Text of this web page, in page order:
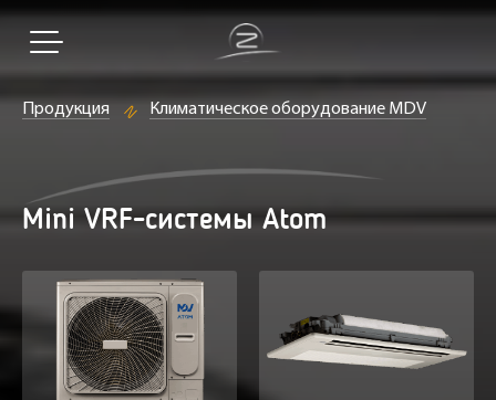
Продукция Климатическое оборудование MDV
Mini VRF-системы Atom